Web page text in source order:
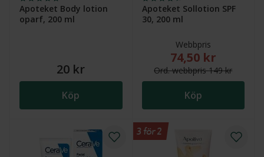
Apoteket Body lotion
oparf, 200 ml
20 kr
Köp
Apoteket Sollotion SPF
30, 200 ml
Webbpris
Nytt reducerat
74,50 kr
Ord.webbpris149 kr
Köp
3 för 2